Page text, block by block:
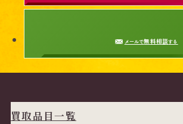
メールで無料相談する
買取品目一覧